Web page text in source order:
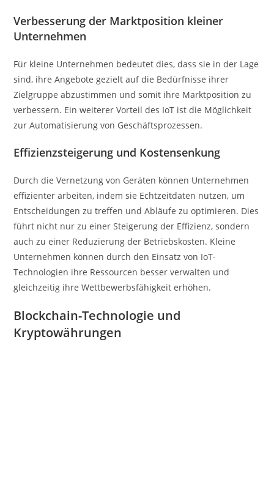
Verbesserung der Marktposition kleiner
Unternehmen
Für kleine Unternehmen bedeutet dies, dass sie in der Lage
sind, ihre Angebote gezielt auf die Bedürfnisse ihrer
Zielgruppe abzustimmen und somit ihre Marktposition zu
verbessern. Ein weiterer Vorteil des IoT ist die Möglichkeit
zur Automatisierung von Geschäftsprozessen.
Effizienzsteigerung und Kostensenkung
Durch die Vernetzung von Geräten können Unternehmen
effizienter arbeiten, indem sie Echtzeitdaten nutzen, um
Entscheidungen zu treffen und Abläufe zu optimieren. Dies
führt nicht nur zu einer Steigerung der Effizienz, sondern
auch zu einer Reduzierung der Betriebskosten. Kleine
Unternehmen können durch den Einsatz von IoT-
Technologien ihre Ressourcen besser verwalten und
gleichzeitig ihre Wettbewerbsfähigkeit erhöhen.
Blockchain-Technologie und
Kryptowährungen